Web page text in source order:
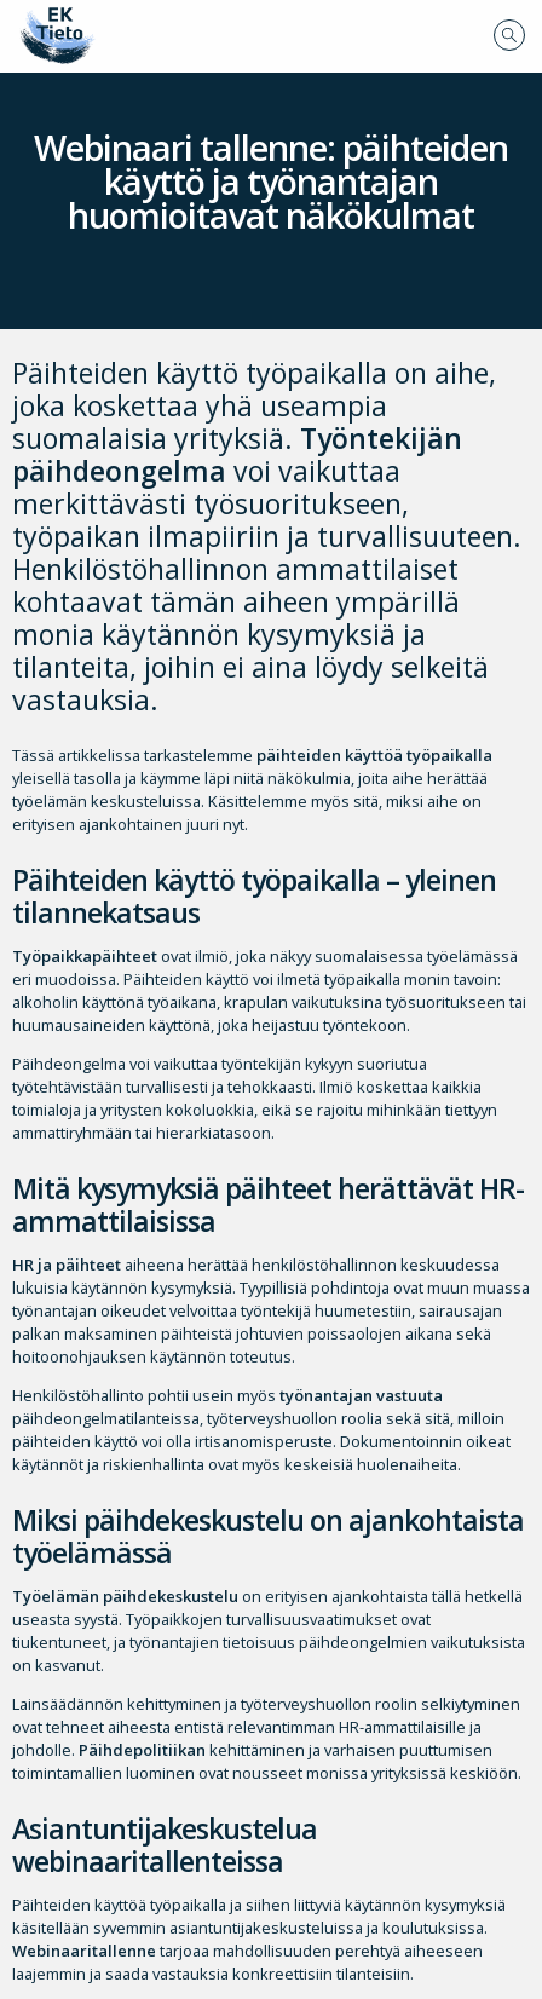
Webinaari tallenne: päihteiden
käyttö ja työnantajan
huomioitavat näkökulmat
Päihteiden käyttö työpaikalla on aihe,
joka koskettaa yhä useampia
suomalaisia yrityksiä. Työntekijän
päihdeongelma voi vaikuttaa
merkittävästi työsuoritukseen,
työpaikan ilmapiiriin ja turvallisuuteen.
Henkilöstöhallinnon ammattilaiset
kohtaavat tämän aiheen ympärillä
monia käytännön kysymyksiä ja
tilanteita, joihin ei aina löydy selkeitä
vastauksia.
Tässä artikkelissa tarkastelemme päihteiden käyttöä työpaikalla
yleisellä tasolla ja käymme läpi niitä näkökulmia, joita aihe herättää
työelämän keskusteluissa. Käsittelemme myös sitä, miksi aihe on
erityisen ajankohtainen juuri nyt.
Päihteiden käyttö työpaikalla – yleinen
tilannekatsaus
Työpaikkapäihteetovat ilmiö, joka näkyy suomalaisessa työelämässä
eri muodoissa. Päihteiden käyttö voi ilmetä työpaikalla monin tavoin:
alkoholin käyttönä työaikana, krapulan vaikutuksina työsuoritukseen tai
huumausaineiden käyttönä, joka heijastuu työntekoon.
Päihdeongelma voi vaikuttaa työntekijän kykyyn suoriutua
työtehtävistään turvallisesti ja tehokkaasti. Ilmiö koskettaa kaikkia
toimialoja ja yritysten kokoluokkia, eikä se rajoitu mihinkään tiettyyn
ammattiryhmään tai hierarkiatasoon.
Mitä kysymyksiä päihteet herättävät HR-
ammattilaisissa
HR ja päihteet aiheena herättää henkilöstöhallinnon keskuudessa
lukuisia käytännön kysymyksiä. Tyypillisiä pohdintoja ovat muun muassa
työnantajan oikeudet velvoittaa työntekijä huumetestiin, sairausajan
palkan maksaminen päihteistä johtuvien poissaolojen aikana sekä
hoitoonohjauksen käytännön toteutus.
Henkilöstöhallinto pohtii usein myös työnantajan vastuuta
päihdeongelmatilanteissa, työterveyshuollon roolia sekä sitä, milloin
päihteiden käyttö voi olla irtisanomisperuste. Dokumentoinnin oikeat
käytännöt ja riskienhallinta ovat myös keskeisiä huolenaiheita.
Miksi päihdekeskustelu on ajankohtaista
työelämässä
Työelämän päihdekeskustelu on erityisen ajankohtaista tällä hetkellä
useasta syystä. Työpaikkojen turvallisuusvaatimukset ovat
tiukentuneet, ja työnantajien tietoisuus päihdeongelmien vaikutuksista
on kasvanut.
Lainsäädännön kehittyminen ja työterveyshuollon roolin selkiytyminen
ovat tehneet aiheesta entistä relevantimman HR-ammattilaisille ja
johdolle. Päihdepolitiikan kehittäminen ja varhaisen puuttumisen
toimintamallien luominen ovat nousseet monissa yrityksissä keskiöön.
Asiantuntijakeskustelua
webinaaritallenteissa
Päihteiden käyttöä työpaikalla ja siihen liittyviä käytännön kysymyksiä
käsitellään syvemmin asiantuntijakeskusteluissa ja koulutuksissa.
Webinaaritallenne tarjoaa mahdollisuuden perehtyä aiheeseen
laajemmin ja saada vastauksia konkreettisiin tilanteisiin.